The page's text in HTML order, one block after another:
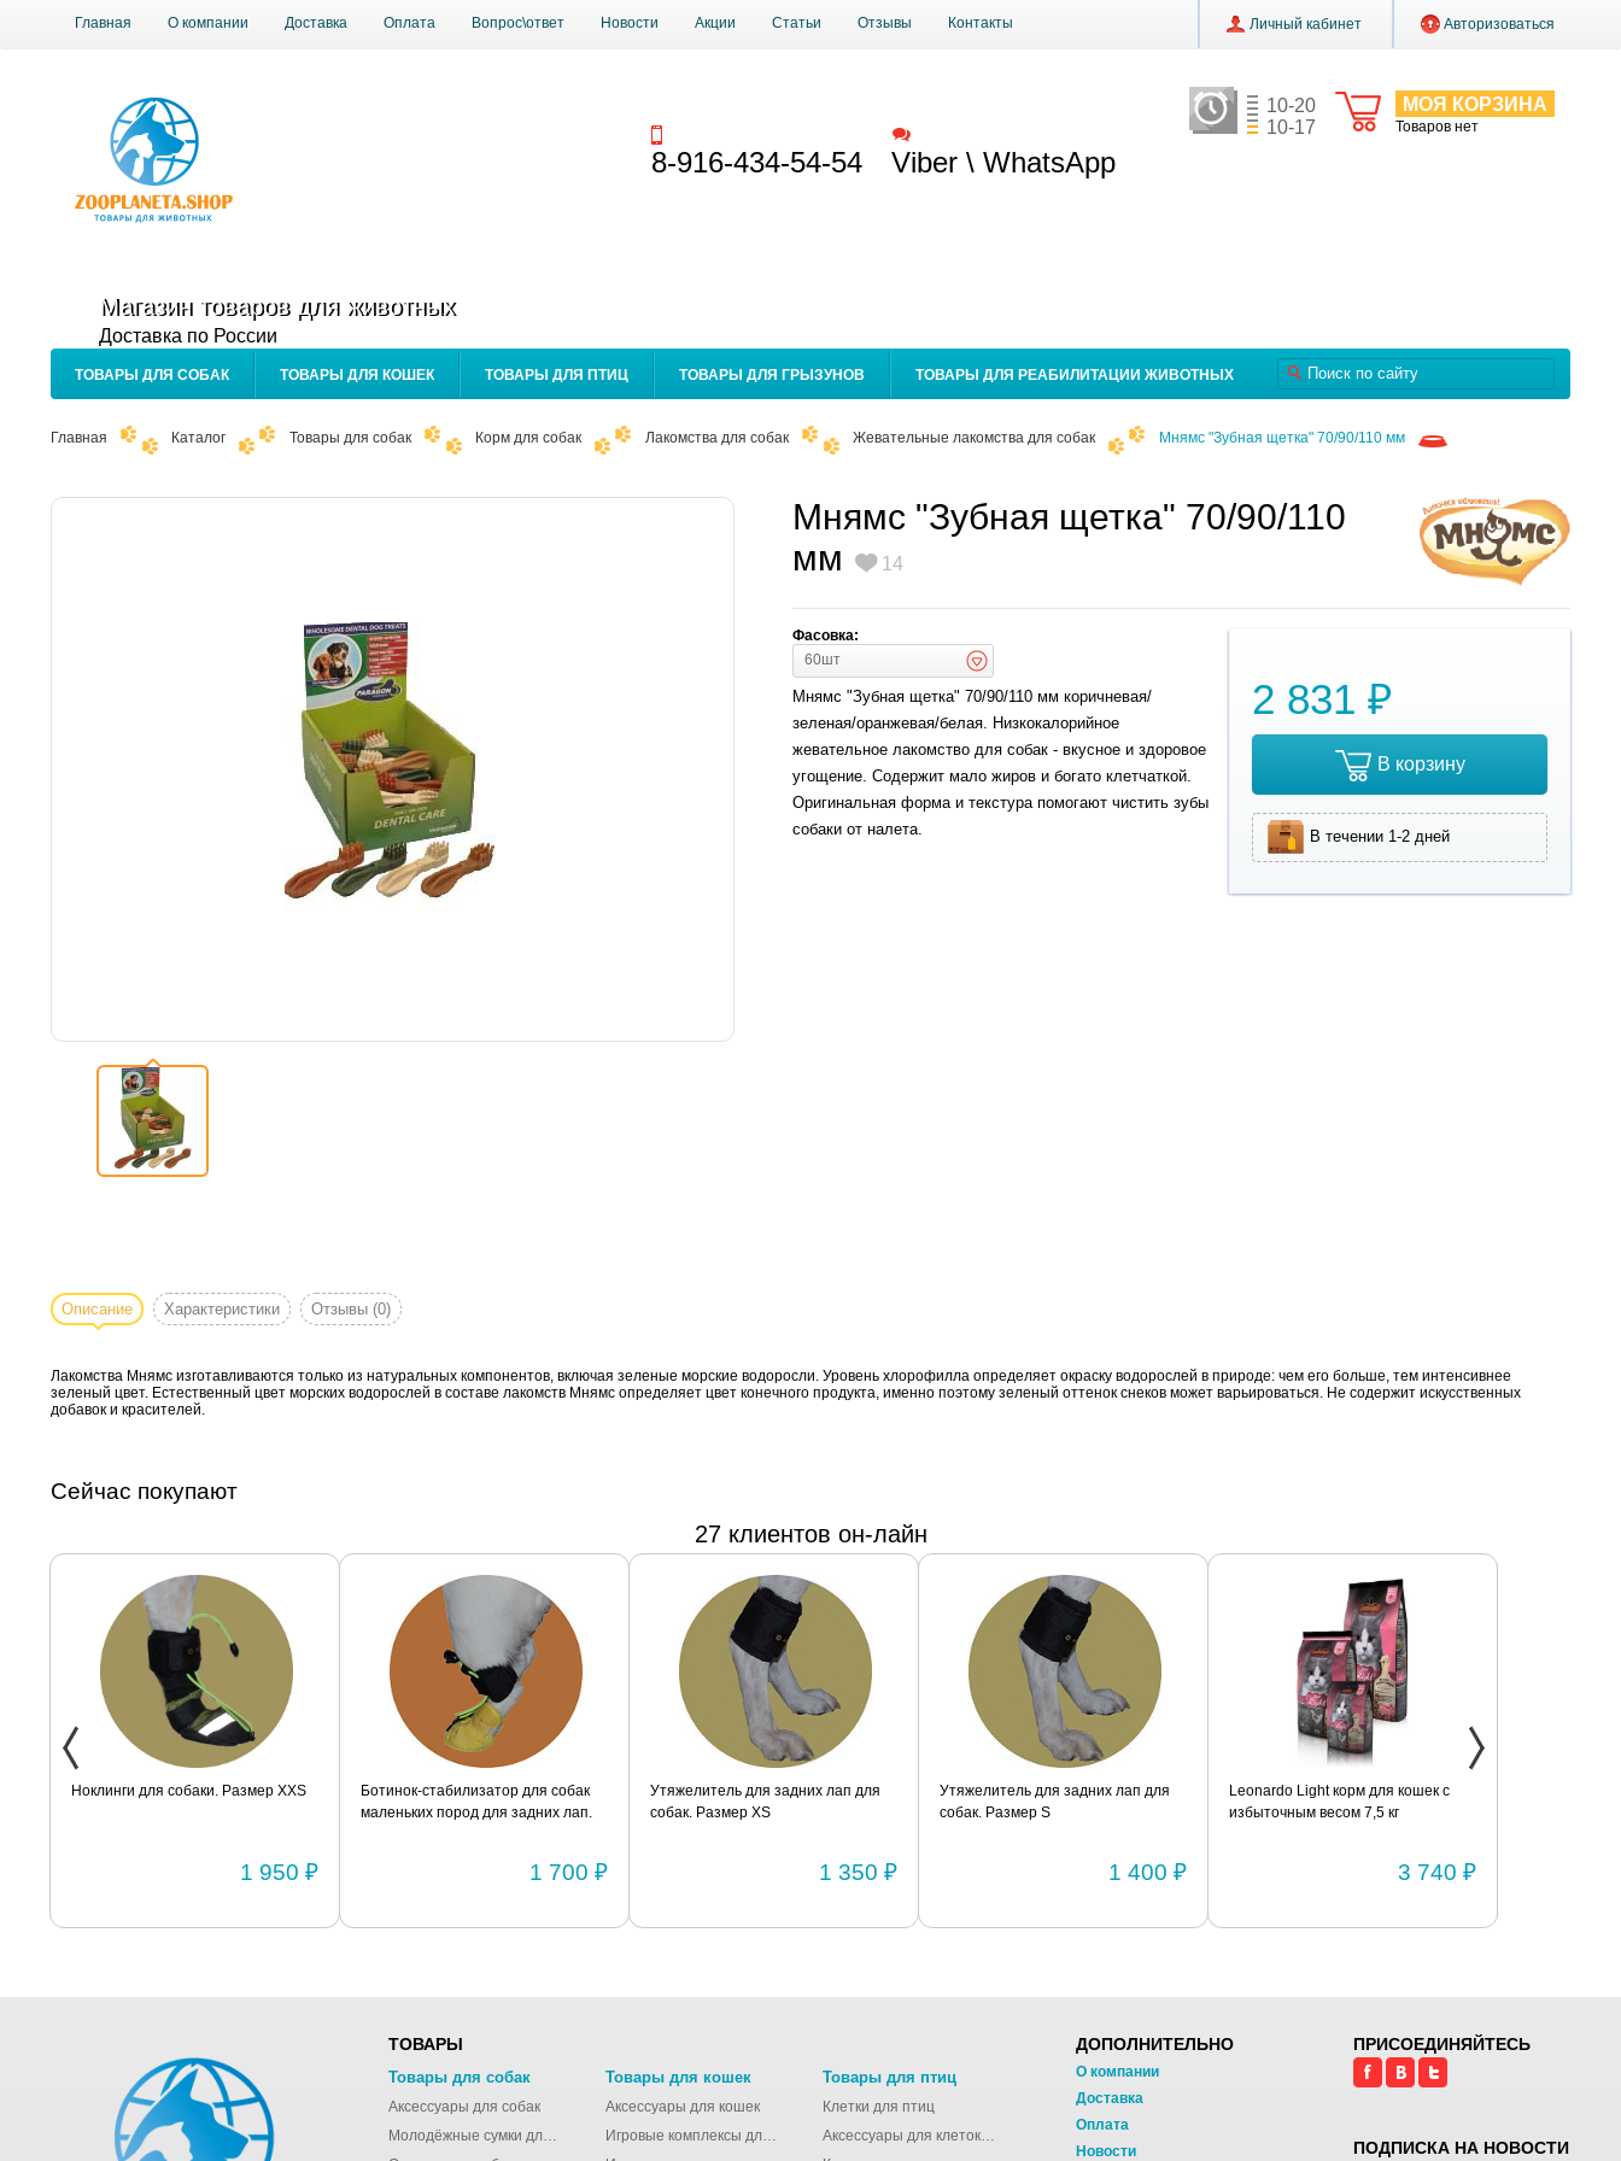
Главная О компании Доставка Оплата Вопрос\ответ Новости Акции Статьи Отзывы Контакты Личный кабинет Авторизоваться
МОЯ КОРЗИНА
Товаров нет
10-20
10-17
Магазин товаров для животных
Доставка по России
8-916-434-54-54 Viber \ WhatsApp
ТОВАРЫ ДЛЯ СОБАК ТОВАРЫ ДЛЯ КОШЕК ТОВАРЫ ДЛЯ ПТИЦ ТОВАРЫ ДЛЯ ГРЫЗУНОВ ТОВАРЫ ДЛЯ РЕАБИЛИТАЦИИ ЖИВОТНЫХ
Главная Каталог Товары для собак Корм для собак Лакомства для собак Жевательные лакомства для собак Мнямс "Зубная щетка" 70/90/110 мм
Мнямс "Зубная щетка" 70/90/110
мм
14
Фасовка:
60шт
2 831 ₽
В корзину
В течении 1-2 дней
Мнямс "Зубная щетка" 70/90/110 мм коричневая/
зеленая/оранжевая/белая. Низкокалорийное
жевательное лакомство для собак - вкусное и здоровое
угощение. Содержит мало жиров и богато клетчаткой.
Оригинальная форма и текстура помогают чистить зубы
собаки от налета.
Описание Характеристики Отзывы (0)
Лакомства Мнямс изготавливаются только из натуральных компонентов, включая зеленые морские водоросли. Уровень хлорофилла определяет окраску водорослей в природе: чем его больше, тем интенсивнее
зеленый цвет. Естественный цвет морских водорослей в составе лакомств Мнямс определяет цвет конечного продукта, именно поэтому зеленый оттенок снеков может варьироваться. Не содержит искусственных
добавок и красителей.
Сейчас покупают
27 клиентов он-лайн
Ноклинги для собаки. Размер XXS
1 950 ₽
Ботинок-стабилизатор для собак
маленьких пород для задних лап.
1 700 ₽
Утяжелитель для задних лап для
собак. Размер XS
1 350 ₽
Утяжелитель для задних лап для
собак. Размер S
1 400 ₽
Leonardo Light корм для кошек с
избыточным весом 7,5 кг
3 740 ₽
ТОВАРЫ
Товары для собак
Аксессуары для собак
Молодёжные сумки для девушек
Товары для кошек
Аксессуары для кошек
Игровые комплексы для кошек
Товары для птиц
Клетки для птиц
Аксессуары для клеток для птиц
ДОПОЛНИТЕЛЬНО
О компании
Доставка
Оплата
Новости
ПРИСОЕДИНЯЙТЕСЬ
ПОДПИСКА НА НОВОСТИ